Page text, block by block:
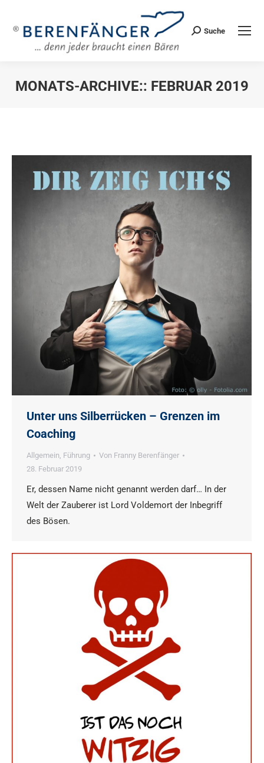
Search:
Suche
MONATS-ARCHIVE:: FEBRUAR 2019
Unter uns Silberrücken – Grenzen im
Coaching
Allgemein, Führung Von Franny Berenfänger
28. Februar 2019
Er, dessen Name nicht genannt werden darf… In der
Welt der Zauberer ist Lord Voldemort der Inbegriff
des Bösen.